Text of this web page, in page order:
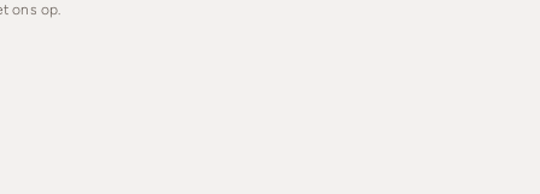
ons op.